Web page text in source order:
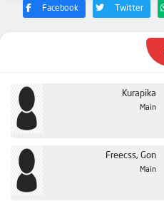
Facebook Twitter
Kurapika
Main
Freecss, Gon
Main